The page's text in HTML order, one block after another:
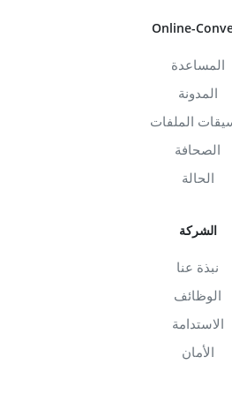
Online-
المساعدة
المدونة
الملفات
الصحافة
الحالة
الشركة
نبذة عنا
الوظائف
الاستدامة
الأمان